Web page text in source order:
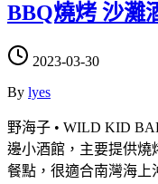
BBQ燒烤 沙灘
2023-03-30
By lyes
野海子 • WILD KID
邊小酒館，主要提供燒
餐點，很適合南灣海上